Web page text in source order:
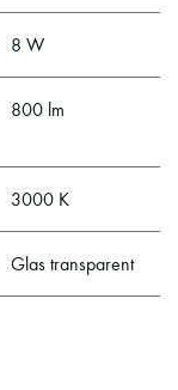
8 W
800 lm
3000 K
Glas transparent